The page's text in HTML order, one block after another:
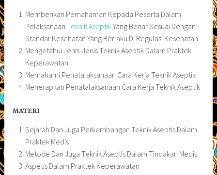
Memberikan Pemahaman Kepada Peserta Dalam
Pelaksanaan Teknik AseptikYang Benar Sesuai Dengan
Standar Kesehatan Yang Berlaku Di Regulasi Kesehatan.
Mengetahui Jenis-Jenis Teknik Aseptik Dalam Praktek
Keperawatan
Memahami Penatalaksanaan Cara Kerja Teknik Aseptik
Menerapkan Penatalaksanaan Cara Kerja Teknik Aseptik
MATERI
Sejarah Dan Juga Perkembangan Teknik Aseptis Dalam
Praktek Medis
Metode Dan Juga Teknik Aseptis Dalam Tindakan Medis
Aspetis Dalam Praktek Keperawatan